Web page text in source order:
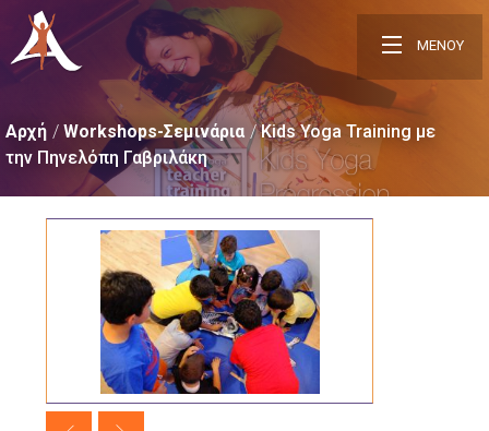
ΜΕΝΟΥ
Αρχή Workshops-Σεμινάρια Kids Yoga Training με
την Πηνελόπη Γαβριλάκη